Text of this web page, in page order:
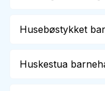
Husebøstykket
Huskestua